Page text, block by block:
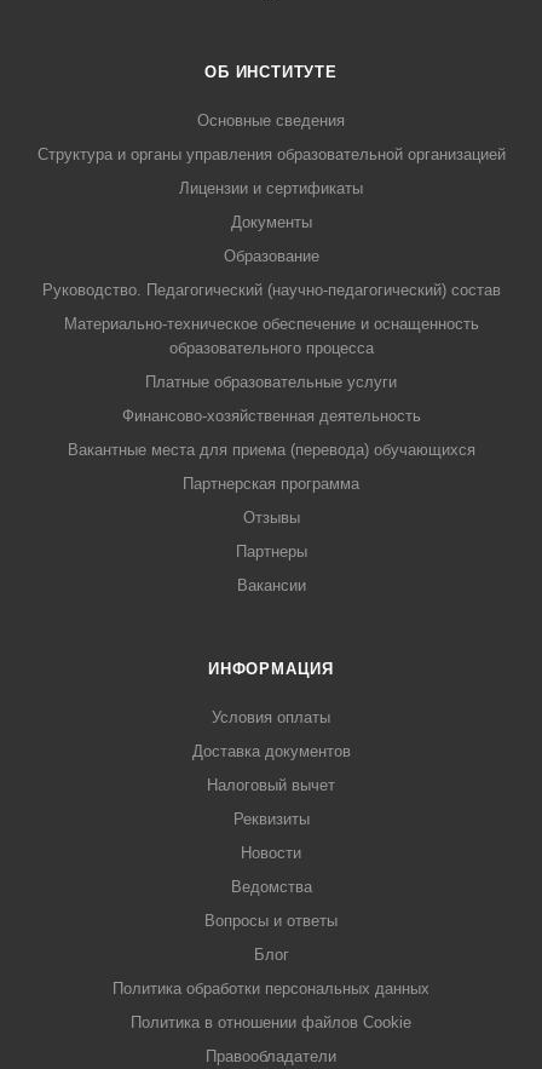
ОБ ИНСТИТУТЕ
Основные сведения
Структура и органы управления образовательной организацией
Лицензии и сертификаты
Документы
Образование
Руководство. Педагогический (научно-педагогический) состав
Материально-техническое обеспечение и оснащенность
образовательного процесса
Платные образовательные услуги
Финансово-хозяйственная деятельность
Вакантные места для приема (перевода) обучающихся
Партнерская программа
Отзывы
Партнеры
Вакансии
ИНФОРМАЦИЯ
Условия оплаты
Доставка документов
Налоговый вычет
Реквизиты
Новости
Ведомства
Вопросы и ответы
Блог
Политика обработки персональных данных
Политика в отношении файлов Cookie
Правообладатели